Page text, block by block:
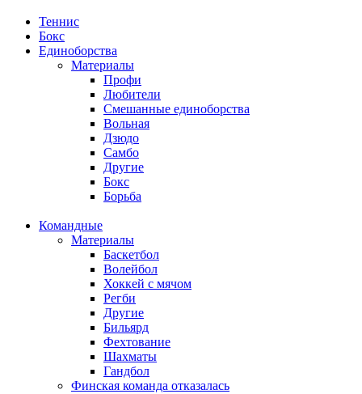
Теннис
Бокс
Единоборства
Материалы
Профи
Любители
Смешанные единоборства
Вольная
Дзюдо
Самбо
Другие
Бокс
Борьба
Командные
Материалы
Баскетбол
Волейбол
Хоккей с мячом
Регби
Другие
Бильярд
Фехтование
Шахматы
Гандбол
Финская команда отказалась